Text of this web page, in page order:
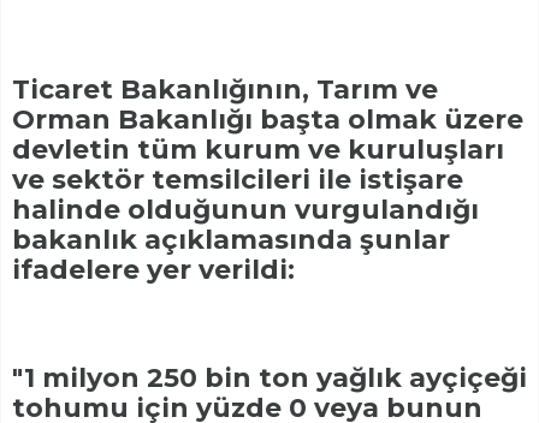
Ticaret Bakanlığının, Tarım ve
Orman Bakanlığı başta olmak üzere
devletin tüm kurum ve kuruluşları
ve sektör temsilcileri ile istişare
halinde olduğunun vurgulandığı
bakanlık açıklamasında şunlar
ifadelere yer verildi:
"1 milyon 250 bin ton yağlık ayçiçeği
tohumu için yüzde 0 veya bunun